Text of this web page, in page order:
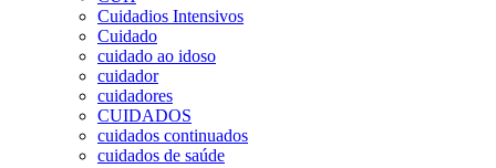
Cuidadios Intensivos
Cuidado
cuidado ao idoso
cuidador
cuidadores
CUIDADOS
cuidados continuados
cuidados de saúde